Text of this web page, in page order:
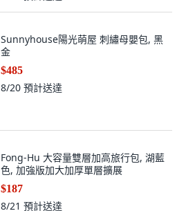
Sunnyhouse陽光萌屋 刺繡母嬰包, 黑
$485
8/20
Fong-Hu 大容量雙層加高旅行包, 湖藍
$187
8/21預計送達